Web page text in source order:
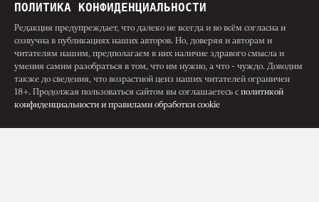
ПОЛИТИКА КОНФИДЕНЦИАЛЬНОСТИ
Редакция предупреждает, что далеко не всегда и во всём согласна и
созвучна в публикациях наших авторов. Но, доверяя и авторам и
читателям нашим, предполагаем в них наличие здравого смысла и
умения самим разобраться в том, что им нужно, а что - чуждо. Доводим
также до сведения, что возрастной ценз наших читателей ограничен
18+. Продолжая пользоваться сайтом вы соглашаетесь с политикой
конфиденциальности и правилами обработки cookie